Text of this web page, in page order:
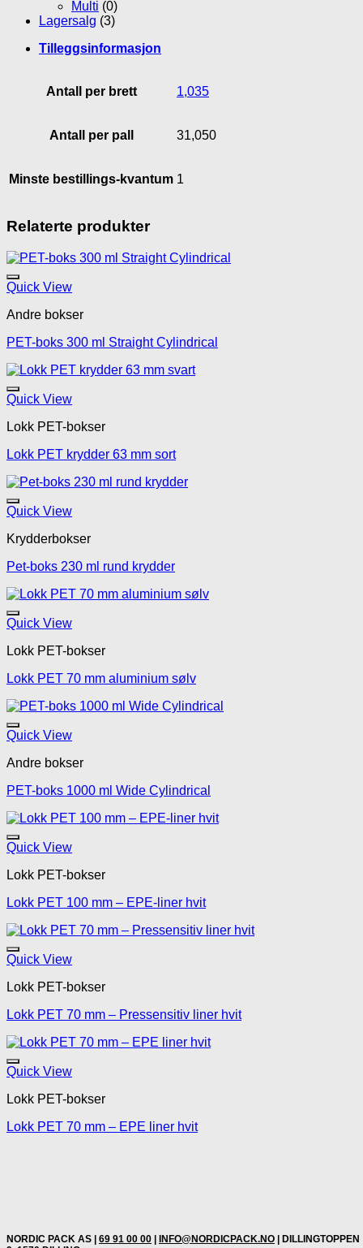
Multi (0)
Lagersalg (3)
Tilleggsinformasjon
Antall per brett 1,035
Antall per pall 31,050
Minste bestillings-kvantum 1
Relaterte produkter
Quick View
Andre bokser
PET-boks 300 ml Straight Cylindrical
Quick View
Lokk PET-bokser
Lokk PET krydder 63 mm sort
Quick View
Krydderbokser
Pet-boks 230 ml rund krydder
Quick View
Lokk PET-bokser
Lokk PET 70 mm aluminium sølv
Quick View
Andre bokser
PET-boks 1000 ml Wide Cylindrical
Quick View
Lokk PET-bokser
Lokk PET 100 mm – EPE-liner hvit
Quick View
Lokk PET-bokser
Lokk PET 70 mm – Pressensitiv liner hvit
Quick View
Lokk PET-bokser
Lokk PET 70 mm – EPE liner hvit
NORDIC PACK AS | 69 91 00 00 | INFO@NORDICPACK.NO | DILLINGTOPPEN